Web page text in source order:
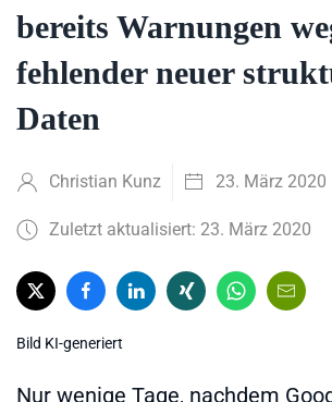
bereits Warnungen
fehlender neuer
Daten
Christian Kunz 23. März 2020
Zuletzt aktualisiert: 23. März 2020
Bild KI-generiert
Nur wenige Tage, nachdem